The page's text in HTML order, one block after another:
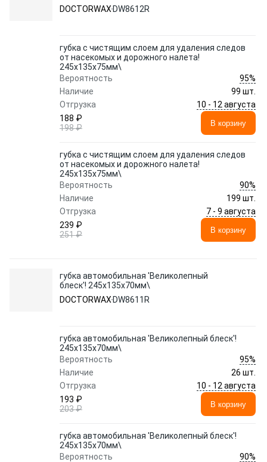
налета! 245x135x75мм\
DOCTORWAX DW8612R
губка с чистящим слоем для удаления следов
от насекомых и дорожного налета!
245x135x75мм\
Вероятность
95%
Наличие
99 шт.
Отгрузка
10 - 12 августа
188 ₽
198 ₽
В корзину
губка с чистящим слоем для удаления следов
от насекомых и дорожного налета!
245x135x75мм\
Вероятность
90%
Наличие
199 шт.
Отгрузка
7 - 9 августа
239 ₽
251 ₽
В корзину
губка автомобильная 'Великолепный
блеск'! 245x135x70мм\
DOCTORWAX DW8611R
губка автомобильная 'Великолепный блеск'!
245x135x70мм\
Вероятность
95%
Наличие
26 шт.
Отгрузка
10 - 12 августа
193 ₽
203 ₽
В корзину
губка автомобильная 'Великолепный блеск'!
245x135x70мм\
Вероятность
90%